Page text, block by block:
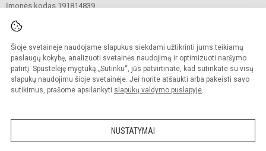
Šioje svetainėje naudojame slapukus siekdami užtikrinti jums teikiamų
paslaugų kokybę, analizuoti svetainės naudojimą ir optimizuoti naršymo
patirtį. Spustelėję mygtuką „Sutinku“, jūs patvirtinate, kad sutinkate su visų
slapukų naudojimu šioje svetainėje. Jei norite atšaukti arba pakeisti savo
sutikimus, prašome apsilankyti slapukų valdymo puslapyje.
NUSTATYMAI
Įmonės kodas 191814839
© 2025. Mažeikių „Žiburėlio“ pradinė mokykla. Visos teisės saugomos.
Kopijuoti turinį be raštiško įstaigos administracijos sutikimo griežtai draudžiama.
Prieinamumo paraiška Slapukų valdymas
Sumanus būdas atnaujinti